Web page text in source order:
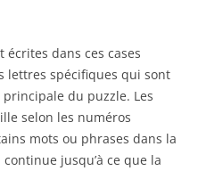
écrites dans ces cases
lettres spécifiques qui sont
du puzzle. Les
selon les numéros
mots ou phrases dans la
jusqu’à ce que la